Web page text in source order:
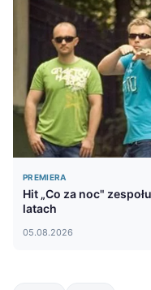
PREMIERA
Hit „Co za noc"
latach
05.08.2026